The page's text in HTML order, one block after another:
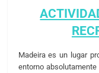
Madeira es un lugar
entorno